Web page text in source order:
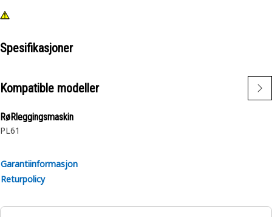
Spesifikasjoner
Kompatible modeller
RøRleggingsmaskin
PL61
Garantiinformasjon
Returpolicy